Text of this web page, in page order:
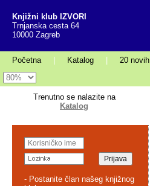
Knjižni klub IZVORI
Trnjanska cesta 64
10000 Zagreb
Početna Katalog 20 novih
Trenutno se nalazite na
Katalog
- Postanite član našeg knjižnog